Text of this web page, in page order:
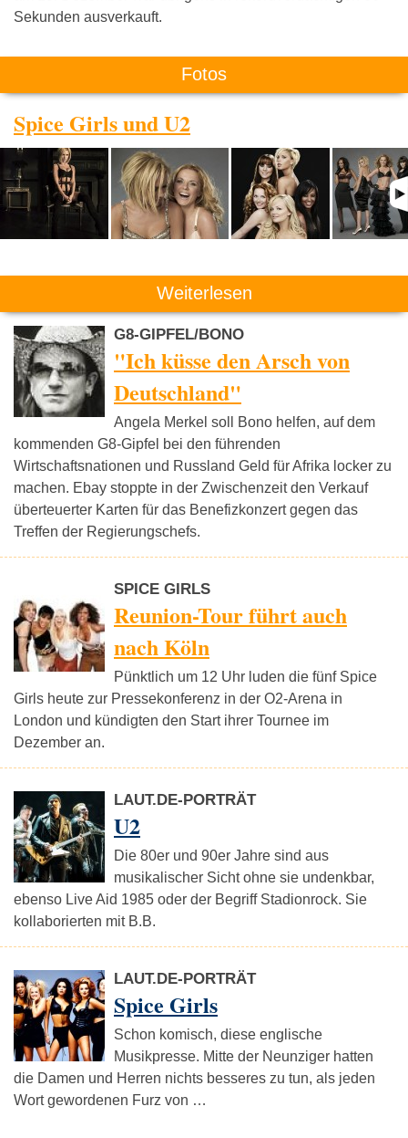
Sekunden ausverkauft.
Fotos
Spice Girls und U2
Weiterlesen
G8-GIPFEL/BONO
"Ich küsse den Arsch von
Deutschland"
Angela Merkel soll Bono helfen, auf dem
kommenden G8-Gipfel bei den führenden
Wirtschaftsnationen und Russland Geld für Afrika locker zu
machen. Ebay stoppte in der Zwischenzeit den Verkauf
überteuerter Karten für das Benefizkonzert gegen das
Treffen der Regierungschefs.
SPICE GIRLS
Reunion-Tour führt auch
nach Köln
Pünktlich um 12 Uhr luden die fünf Spice
Girls heute zur Pressekonferenz in der O2-Arena in
London und kündigten den Start ihrer Tournee im
Dezember an.
LAUT.DE-PORTRÄT
U2
Die 80er und 90er Jahre sind aus
musikalischer Sicht ohne sie undenkbar,
ebenso Live Aid 1985 oder der Begriff Stadionrock. Sie
kollaborierten mit B.B.
LAUT.DE-PORTRÄT
Spice Girls
Schon komisch, diese englische
Musikpresse. Mitte der Neunziger hatten
die Damen und Herren nichts besseres zu tun, als jeden
Wort gewordenen Furz von …